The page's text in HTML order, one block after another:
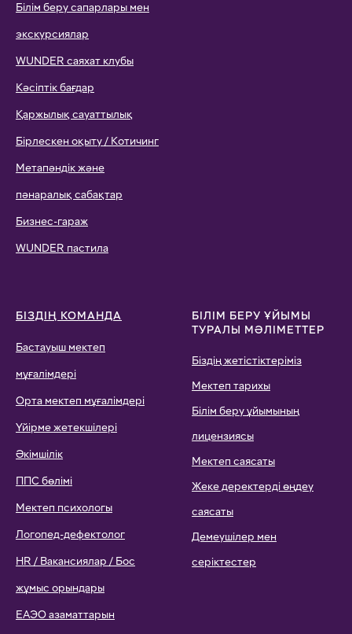
Білім беру сапарлары мен
экскурсиялар
WUNDER саяхат клубы
Кәсіптік бағдар
Қаржылық сауаттылық
Бірлескен оқыту / Котичинг
Метапәндік және
пәнаралық сабақтар
Бизнес-гараж
WUNDER пастила
БІЗДІҢ КОМАНДА
Бастауыш мектеп
мұғалімдері
Орта мектеп мұғалімдері
Үйірме жетекшілері
Әкімшілік
ППС бөлімі
Мектеп психологы
Логопед-дефектолог
HR / Вакансиялар / Бос
жұмыс орындары
ЕАЭО азаматтарын
БІЛІМ БЕРУ ҰЙЫМЫ
ТУРАЛЫ МӘЛІМЕТТЕР
Біздің жетістіктеріміз
Мектеп тарихы
Білім беру ұйымының
лицензиясы
Мектеп саясаты
Жеке деректерді өңдеу
саясаты
Демеушілер мен
серіктестер